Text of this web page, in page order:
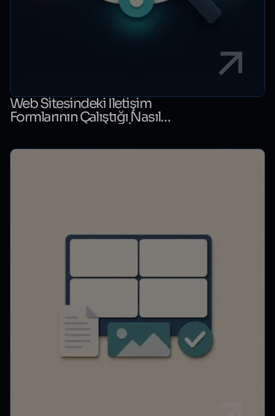
Web Sitesindeki İletişim
Formlarının Çalıştığı Nasıl